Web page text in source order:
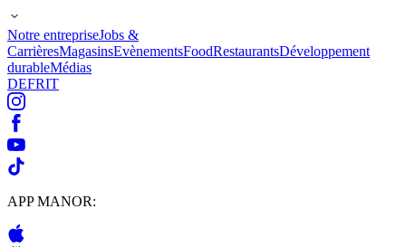
Notre entrepriseJobs &
CarrièresMagasinsEvènementsFoodRestaurantsDéveloppement
durableMédias
DEFRIT
APP MANOR: